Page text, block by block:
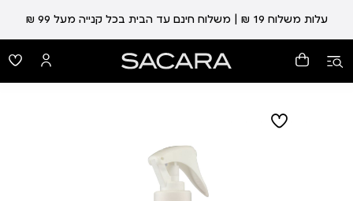
עלות משלוח 19 ₪ | משלוח חינם עד הבית בכל קנייה מעל 99 ₪